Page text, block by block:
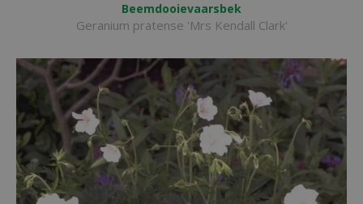
Beemdooievaarsbek
Geranium pratense 'Mrs Kendall Clark'